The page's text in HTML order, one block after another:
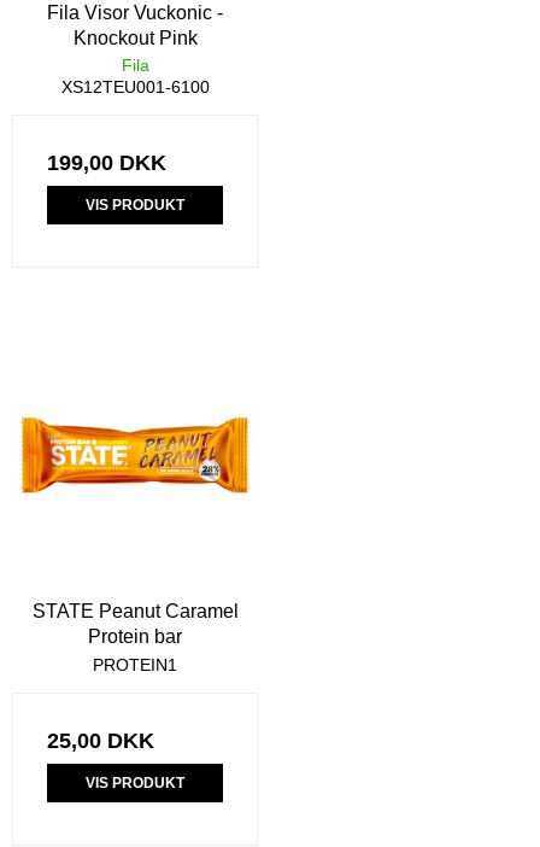
Fila Visor Vuckonic -
Knockout Pink
Fila
XS12TEU001-6100
199,00 DKK
VIS PRODUKT
STATE Peanut Caramel
Protein bar
PROTEIN1
25,00 DKK
VIS PRODUKT